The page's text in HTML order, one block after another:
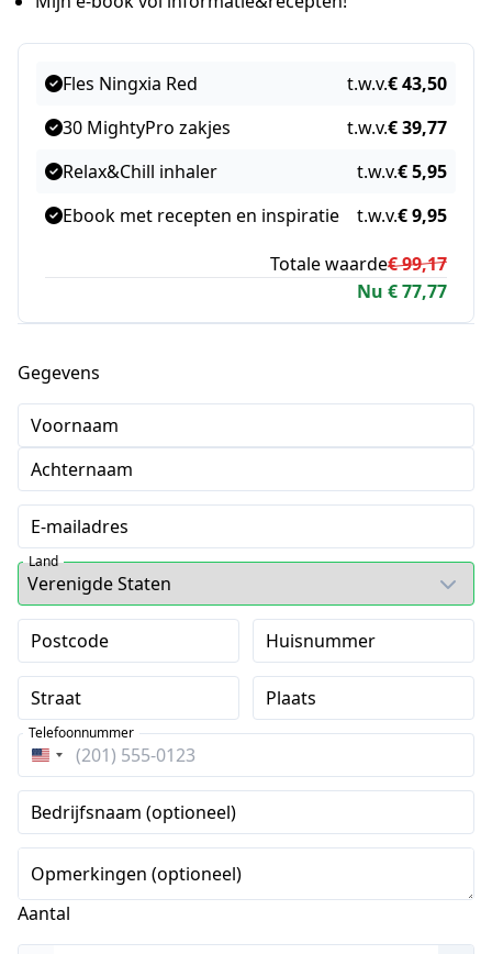
Fles Ningxia Red t.w.v.€ 43,50
30 MightyPro zakjes
t.w.v.€ 39,77
Relax&Chill inhaler
t.w.v.€ 5,95
Ebook met recepten en inspiratie
t.w.v.€ 9,95
Nu € 77,77
Totale waarde€ 99,17
Gegevens
Voornaam
Achternaam
E-mailadres
Land
Postcode Huisnummer
Straat Plaats
Verenigde
Staten
+1
Telefoonnummer
Bedrijfsnaam (optioneel)
Opmerkingen (optioneel)
Aantal